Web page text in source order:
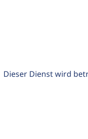
Dieser Dienst wird